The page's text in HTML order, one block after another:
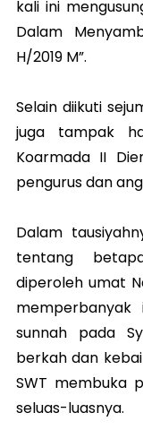
kali ini
Dalam
H/2019 M”.
Selain diikuti
juga tampak
Koarmada II
pengurus dan
Dalam
tentang
diperoleh umat
sunnah pada
berkah dan
SWT membuka
seluas-luasnya.